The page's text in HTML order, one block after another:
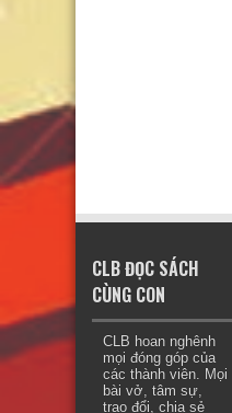
CLB ĐỌC SÁCH
CÙNG CON
CLB hoan nghênh
mọi đóng góp của
các thành viên. Mọi
bài vở, tâm sự,
trao đổi, chia sẻ